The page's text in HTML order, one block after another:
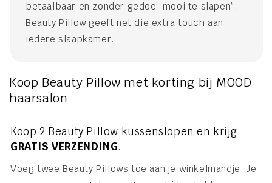
betaalbaar en zonder gedoe “mooi te slapen”.
Beauty Pillow geeft net die extra touch aan
iedere slaapkamer.
Koop Beauty Pillow met korting bij MOOD
haarsalon
Koop 2 Beauty Pillow kussenslopen en krijg
GRATIS VERZENDING.
Voeg twee Beauty Pillows toe aan je winkelmandje. Je